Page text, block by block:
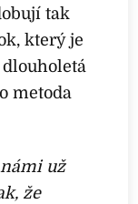
tak
který je
metoda
už
že